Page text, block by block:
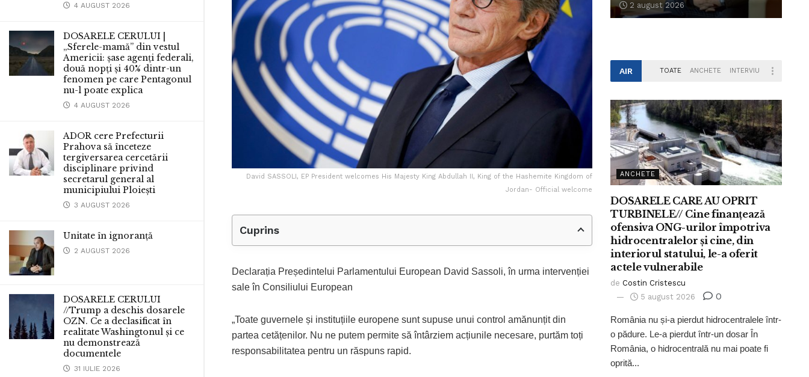
4 AUGUST 2026
DOSARELE CERULUI |
„Sferele-mamă” din vestul
Americii: șase agenți federali,
două nopți și 40% dintr-un
fenomen pe care Pentagonul
nu-l poate explica
4 AUGUST 2026
ADOR cere Prefecturii
Prahova să înceteze
tergiversarea cercetării
disciplinare privind
secretarul general al
municipiului Ploiești
3 AUGUST 2026
Unitate în ignoranță
2 AUGUST 2026
DOSARELE CERULUI
//Trump a deschis dosarele
OZN. Ce a declasificat în
realitate Washingtonul și ce
nu demonstrează
documentele
31 IULIE 2026
David SASSOLI, EP President welcomes His Majesty King Abdullah II, King of the Hashemite Kingdom of
Jordan- Official welcome
Cuprins
Declarația Președintelui Parlamentului European David Sassoli, în urma intervenției
sale în Consiliului European
„Toate guvernele și instituțiile europene sunt supuse unui control amănunțit din
partea cetățenilor. Nu ne putem permite să întârziem acțiunile necesare, purtăm toți
responsabilitatea pentru un răspuns rapid.
2 august 2026
AIR TOATE ANCHETE INTERVIU
ANCHETE
DOSARELE CARE AU OPRIT
TURBINELE// Cine finanțează
ofensiva ONG-urilor împotriva
hidrocentralelor și cine, din
interiorul statului, le-a oferit
actele vulnerabile
de Costin Cristescu
5 august 2026
0
România nu și-a pierdut hidrocentralele într-
o pădure. Le-a pierdut într-un dosar În
România, o hidrocentrală nu mai poate fi
oprită...